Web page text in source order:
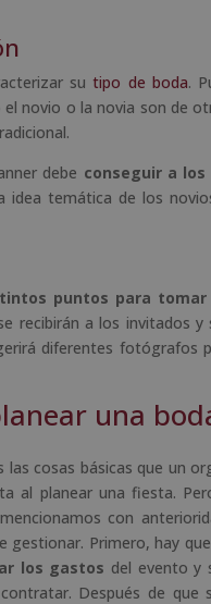
sutipo de boda.
novio o la novia son de
debe conseguir a
idea temática de los
puntos para
recibirán a los invitados
diferentes fotógrafos
una
las cosas básicas que un
al planear una fiesta.
con
gestionar. Primero, hay que
los gastos del evento y
Después de que